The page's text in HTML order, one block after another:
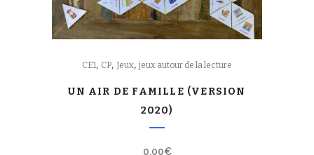
CE1, CP, Jeux, jeux autour de la lecture
UN AIR DE FAMILLE (VERSION
2020)
0,00€